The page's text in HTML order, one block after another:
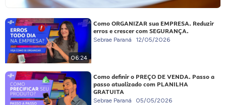
06:24
Como ORGANIZAR sua EMPRESA. Reduzir
erros e crescer com SEGURANÇA.
Sebrae Paraná 12/05/2026
Como definir o PREÇO DE VENDA. Passo a
passo atualizado com PLANILHA
GRATUITA
Sebrae Paraná 05/05/2026